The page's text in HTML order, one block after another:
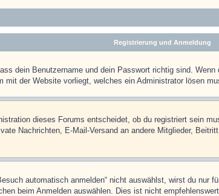
Registrierung und Anmeldung
dein Benutzername und dein Passwort richtig sind.
der Website vorliegt, welches ein Administrator lösen
dieses Forums entscheidet, ob du registriert sein
Nachrichten, E-Mail-Versand an andere Mitglieder,
automatisch anmelden“ nicht auswählst, wirst du
beim Anmelden auswählen. Dies ist nicht